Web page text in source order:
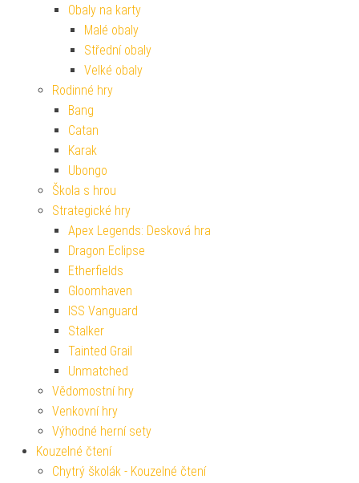
Obaly na karty
Malé obaly
Střední obaly
Velké obaly
Rodinné hry
Bang
Catan
Karak
Ubongo
Škola s hrou
Strategické hry
Apex Legends: Desková hra
Dragon Eclipse
Etherfields
Gloomhaven
ISS Vanguard
Stalker
Tainted Grail
Unmatched
Vědomostní hry
Venkovní hry
Výhodné herní sety
Kouzelné čtení
Chytrý školák - Kouzelné čtení